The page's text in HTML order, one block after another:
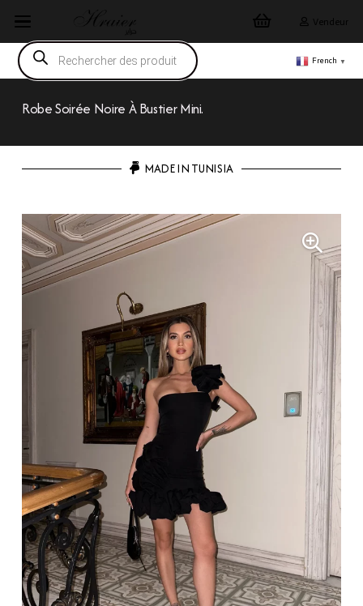
Vendeur
Recherche
de
produits
French ▼
Robe Soirée Noire À Bustier Mini.
MADE IN TUNISIA